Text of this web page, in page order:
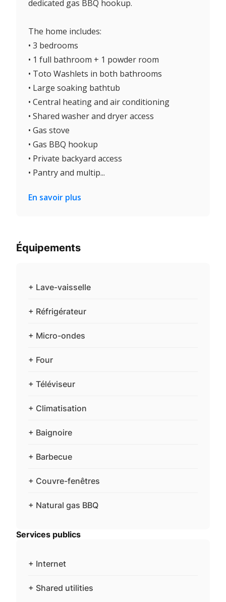
dedicated gas BBQ hookup.
The home includes:
• 3 bedrooms
• 1 full bathroom + 1 powder room
• Toto Washlets in both bathrooms
• Large soaking bathtub
• Central heating and air conditioning
• Shared washer and dryer access
• Gas stove
• Gas BBQ hookup
• Private backyard access
• Pantry and multip...
En savoir plus
Équipements
+ Lave-vaisselle
+ Réfrigérateur
+ Micro-ondes
+ Four
+ Téléviseur
+ Climatisation
+ Baignoire
+ Barbecue
+ Couvre-fenêtres
+ Natural gas BBQ
Services publics
+ Internet
+ Shared utilities